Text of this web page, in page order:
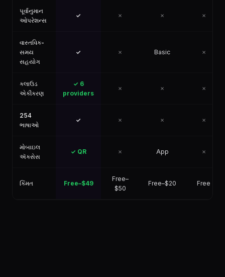
પૂર્વાનુમાન
ઓપરેશન્સ
✓ ✗ ✗ ✗
વાસ્તવિક-
સમય
સહયોગ
✓ ✗ Basic ✗
ક્લાઉડ
એકીકરણ
✓ 6
providers
✗ ✗ ✗
254
ભાષાઓ
✓ ✗ ✗ ✗
મોબાઇલ
ઍક્સેસ
✓ QR ✗ App ✗
કિંમત Free–$49
Free–
$50
Free–$20 Free